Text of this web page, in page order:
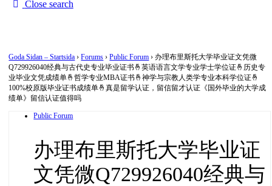
Close search
Goda Sidan – Startsida › Forums › Public Forum › 办理布里斯托大学毕业证文凭微
Q729926040经典与古代史专业毕业证书🤞英语语言文学专业学士学位证🤞历史专
业毕业文凭成绩单🤞哲学专业MBA证书🤞神学与宗教人类学专业本科学位证🤞
100%校原版毕业证书成绩单🤞真是留学认证，留信留才认证《国外毕业的大学成
绩单》留信认证值得吗
Public Forum
办理布里斯托大学毕业证
文凭微Q729926040经典与